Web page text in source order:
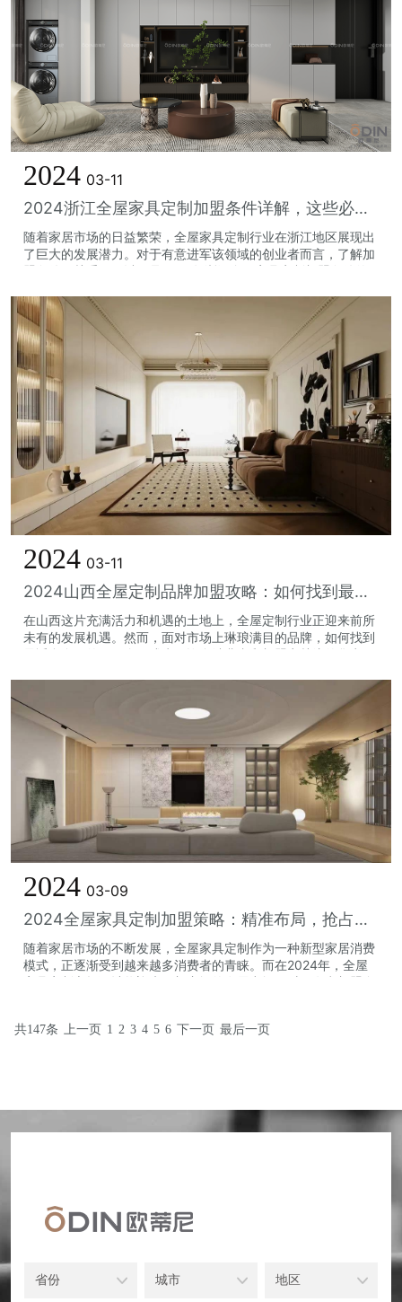
2024 03-11
2024浙江全屋家具定制加盟条件详解，这些必须知道！
随着家居市场的日益繁荣，全屋家具定制行业在浙江地区展现出
了巨大的发展潜力。对于有意进军该领域的创业者而言，了解加
盟条件至关重要。以下是2024年浙江全屋家具定制加盟条件的
2024 03-11
2024山西全屋定制品牌加盟攻略：如何找到最适合你的那一个？
在山西这片充满活力和机遇的土地上，全屋定制行业正迎来前所
未有的发展机遇。然而，面对市场上琳琅满目的品牌，如何找到
最适合自己的那一个，成为了许多消费者和加盟商关注的焦点。
2024 03-09
2024全屋家具定制加盟策略：精准布局，抢占市场先机
随着家居市场的不断发展，全屋家具定制作为一种新型家居消费
模式，正逐渐受到越来越多消费者的青睐。而在2024年，全屋
家具定制市场预计将迎来更加广阔的发展空间。对于有意加盟全
共147条 上一页 1 2 3 4 5 6 下一页 最后一页